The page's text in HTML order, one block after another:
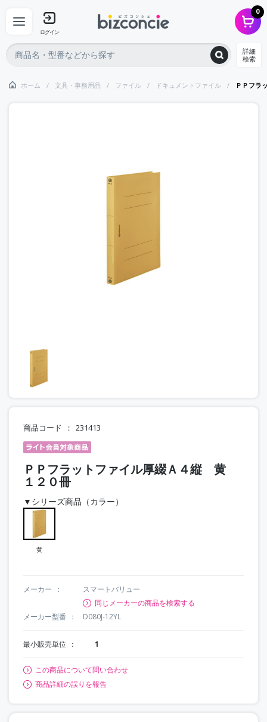
ログイン
0
詳細
検索
ホーム 文具・事務用品 ファイル ドキュメントファイル ＰＰフラ
商品コード 231413
ＰＰフラットファイル厚綴Ａ４縦 黄
１２０冊
▼シリーズ商品（カラー）
黄
メーカー
スマートバリュー
同じメーカーの商品を検索する
メーカー型番
D080J-12YL
最小販売単位 1
この商品について問い合わせ
商品詳細の誤りを報告